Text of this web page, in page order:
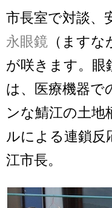
市長室で対談、
永眼鏡 （ます
が咲きます。眼
は、医療機器で
ンな鯖江の土
ルによる連鎖反
江市長。